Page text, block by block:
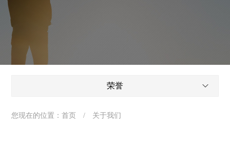
荣誉
您现在的位置：首页 / 关于我们